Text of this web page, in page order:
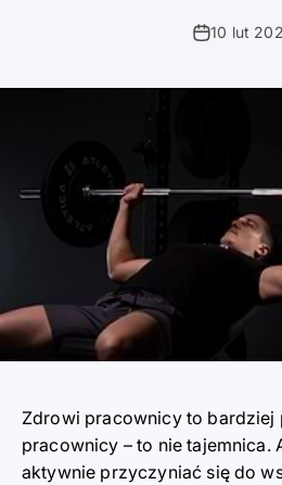
10 lut
Zdrowi pracownicy to bardziej
pracownicy – to nie tajemnica.
aktywnie przyczyniać się do